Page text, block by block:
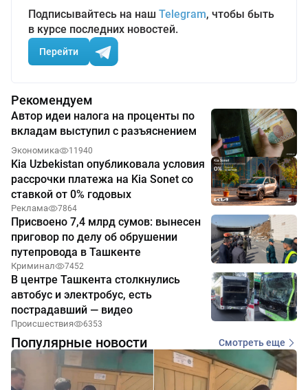
Подписывайтесь на наш Telegram, чтобы быть
в курсе последних новостей.
Перейти
Рекомендуем
Автор идеи налога на проценты по
вкладам выступил с разъяснением
Экономика 11940
Kia Uzbekistan опубликовала условия
рассрочки платежа на Kia Sonet со
ставкой от 0% годовых
Реклама 7864
Присвоено 7,4 млрд сумов: вынесен
приговор по делу об обрушении
путепровода в Ташкенте
Криминал 7452
В центре Ташкента столкнулись
автобус и электробус, есть
пострадавший — видео
Происшествия 6353
Популярные новости Смотреть еще